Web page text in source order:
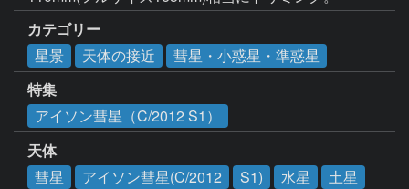
カテゴリー
星景
天体の接近
彗星・小惑星・準惑星
特集
アイソン彗星（C/2012 S1）
天体
彗星
アイソン彗星(C/2012 S1) 水星 土星